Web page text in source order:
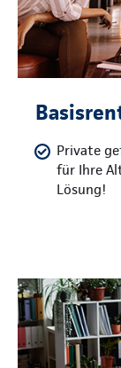
Private
für Ihre
Lösung!